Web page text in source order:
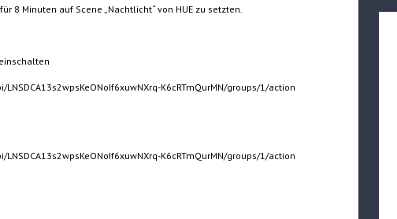
8 Minuten auf Scene „Nachtlicht“ von HUE zu setzten.
K6cRTmQurMN/groups/1/action
K6cRTmQurMN/groups/1/action